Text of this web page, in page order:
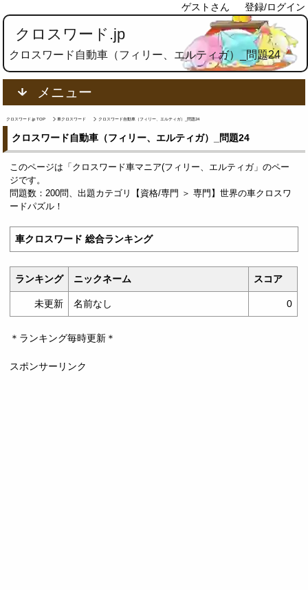
ゲストさん 登録/ログイン
クロスワード.jp
クロスワード自動車（フィリー、エルティガ）_問題24
メニュー
クロスワード.jp TOP 車クロスワード クロスワード自動車（フィリー、エルティガ）_問題24
クロスワード自動車（フィリー、エルティガ）_問題24
このページは「クロスワード車マニア(フィリー、エルティガ」のペー
ジです。
問題数：200問、出題カテゴリ【資格/専門 ＞ 専門】世界の車クロスワ
ードパズル！
車クロスワード 総合ランキング
ランキング ニックネーム スコア
未更新 名前なし 0
＊ランキング毎時更新＊
スポンサーリンク